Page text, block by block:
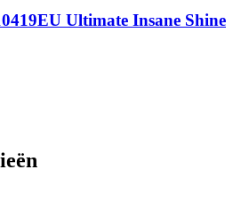
Ultimate Insane Shine